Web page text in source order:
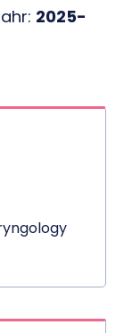
2025-